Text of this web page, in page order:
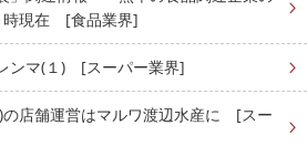
時現在 [食品業界]
ンマ(１) [スーパー業界]
の店舗運営はマルワ渡辺水産に [スー